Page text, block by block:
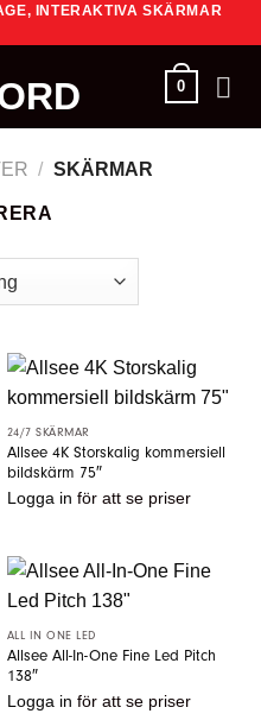
INTERAKTIVA SKÄRMAR
0
/ SKÄRMAR
24/7 SKÄRMAR
Allsee 4K Storskalig kommersiell
bildskärm 75″
Logga in för att se priser
ALL IN ONE LED
Allsee All-In-One Fine Led Pitch
138″
Logga in för att se priser